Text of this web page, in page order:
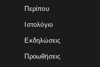
Περίπου
Ιστολόγιο
Εκδηλώσεις
Προωθήσεις